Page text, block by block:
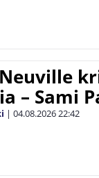
– Sami
| 04.08.202622:42